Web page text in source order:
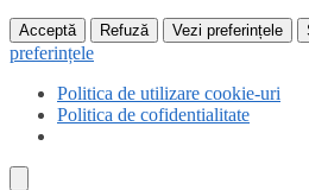
Acceptă Refuză Vezi preferințele
preferințele
Politica de utilizare cookie-uri
Politica de cofidentialitate